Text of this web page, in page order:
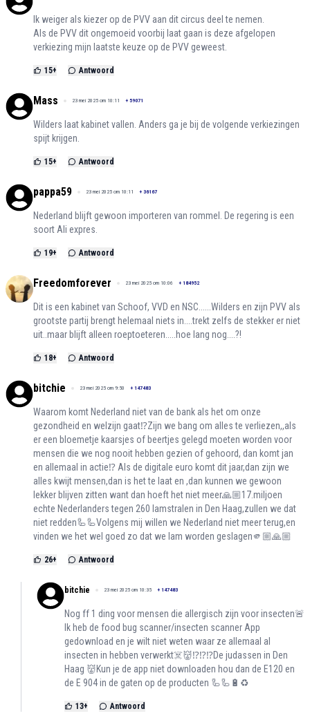
Ik weiger als kiezer op de PVV aan dit circus deel te nemen.
Als de PVV dit ongemoeid voorbij laat gaan is deze afgelopen
verkiezing mijn laatste keuze op de PVV geweest.
15+ Antwoord
Mass 23 mei 2025 om 10:11 + 59071
Wilders laat kabinet vallen. Anders ga je bij de volgende verkiezingen
spijt krijgen.
15+ Antwoord
pappa59 23 mei 2025 om 10:11 + 36167
Nederland blijft gewoon importeren van rommel. De regering is een
soort Ali expres.
19+ Antwoord
Freedomforever 23 mei 2025 om 10:06 + 184952
Dit is een kabinet van Schoof, VVD en NSC......Wilders en zijn PVV als
grootste partij brengt helemaal niets in....trekt zelfs de stekker er niet
uit..maar blijft alleen roeptoeteren.....hoe lang nog....?!
18+ Antwoord
bitchie 23 mei 2025 om 9:50 + 147483
Waarom komt Nederland niet van de bank als het om onze
gezondheid en welzijn gaat⁉️Zijn we bang om alles te verliezen,,als
er een bloemetje kaarsjes of beertjes gelegd moeten worden voor
mensen die we nog nooit hebben gezien of gehoord, dan komt jan
en allemaal in actie⁉️ Als de digitale euro komt dit jaar,dan zijn we
alles kwijt mensen,dan is het te laat en ,dan kunnen we gewoon
lekker blijven zitten want dan hoeft het niet meer🙏🏼17.miljoen
echte Nederlanders tegen 260 lamstralen in Den Haag,zullen we dat
niet redden🦾🦾Volgens mij willen we Nederland niet meer terug,en
vinden we het wel goed zo dat we lam worden geslagen🫵🏼🙏🏼
26+ Antwoord
bitchie 23 mei 2025 om 10:35 + 147483
Nog ff 1 ding voor mensen die allergisch zijn voor insecten🚨
Ik heb de food bug scanner/insecten scanner App
gedownload en je wilt niet weten waar ze allemaal al
insecten in hebben verwerkt☠️👹⁉️⁉️⁉️De judassen in Den
Haag 👹Kun je de app niet downloaden hou dan de E120 en
de E 904 in de gaten op de producten 🦾🦾🔋♻️
13+ Antwoord